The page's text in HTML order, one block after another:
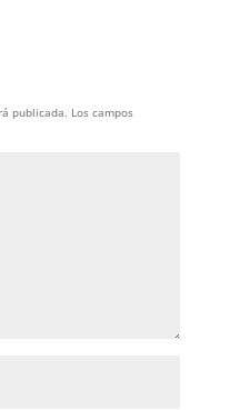
publicada. Los campos